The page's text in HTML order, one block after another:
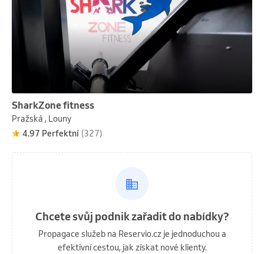
SharkZone fitness
Pražská , Louny
4.97 Perfektní (327)
Chcete svůj podnik zařadit do nabídky?
Propagace služeb na Reservio.cz je jednoduchou a
efektivní cestou, jak získat nové klienty.